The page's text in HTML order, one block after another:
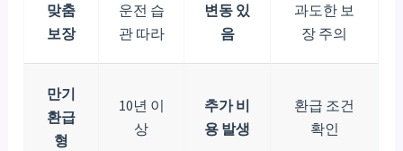
맞춤
보장
운전 습
관 따라
변동 있
음
과도한 보
장 주의
만기
환급
형
10년 이
상
추가 비
용 발생
환급 조건
확인